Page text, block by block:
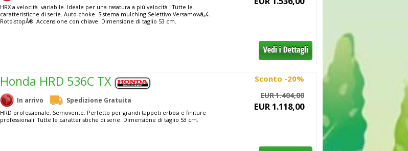
HRX a velocità variabile. Ideale per una rasatura a più velocità . Tutte le
caratteristiche di serie. Auto-choke. Sistema mulching Selettivo Versamowâ„¢.
Roto-stopÂ®. Accensione con chiave. Dimensione di taglio 53 cm.
Honda HRD 536C TX
In arrivo
Spedizione Gratuita
HRD professionale. Semovente. Perfetto per grandi tappeti erbosi e finiture
professionali. Tutte le caratteristiche di serie. Dimensione di taglio 53 cm.
Sconto -20%
EUR 1.404,00
EUR 1.118,00